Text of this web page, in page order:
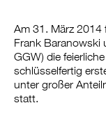
Am 31. März 2014
Frank Baranowski
GGW) die
schlüsselfertig
unter großer
statt.